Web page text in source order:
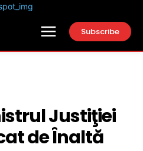
Subscribe
Justiţiei
de Înaltă